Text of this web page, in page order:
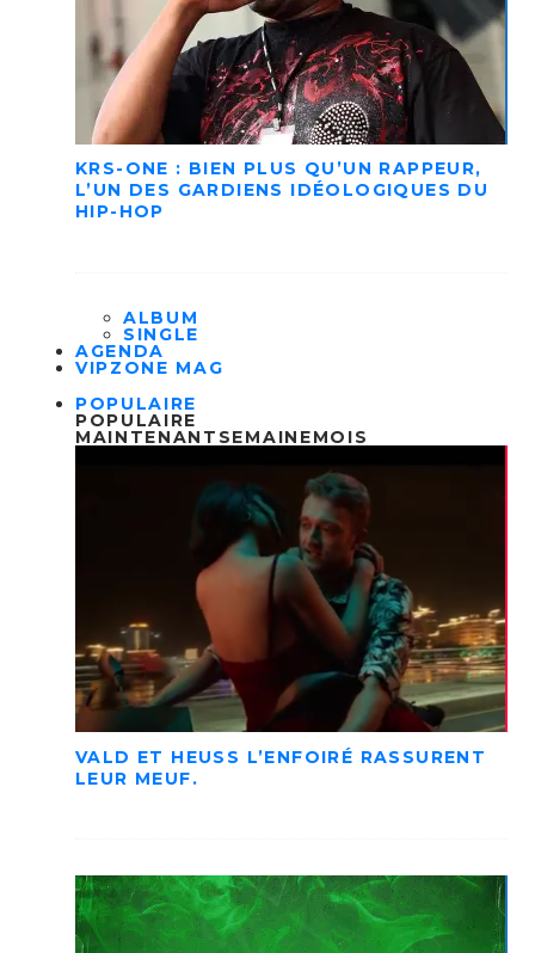
KRS-ONE : BIEN PLUS QU’UN RAPPEUR,
L’UN DES GARDIENS IDÉOLOGIQUES DU
HIP-HOP
ALBUM
SINGLE
AGENDA
VIPZONE MAG
POPULAIRE
POPULAIRE
MAINTENANT SEMAINEMOIS
VALD ET HEUSS L’ENFOIRÉ RASSURENT
LEUR MEUF.